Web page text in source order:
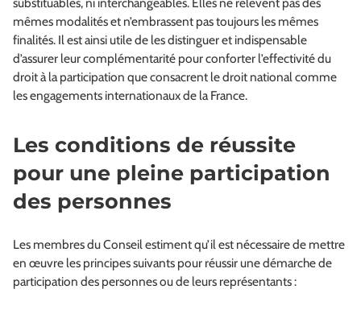
mêmes modalités et n’embrassent pas toujours les mêmes
finalités. Il est ainsi utile de les distinguer et indispensable
d’assurer leur complémentarité pour conforter l’effectivité du
droit à la participation que consacrent le droit national comme
les engagements internationaux de la France.
Les conditions de réussite
pour une pleine participation
des personnes
Les membres du Conseil estiment qu’il est nécessaire de mettre
en œuvre les principes suivants pour réussir une démarche de
participation des personnes ou de leurs représentants :